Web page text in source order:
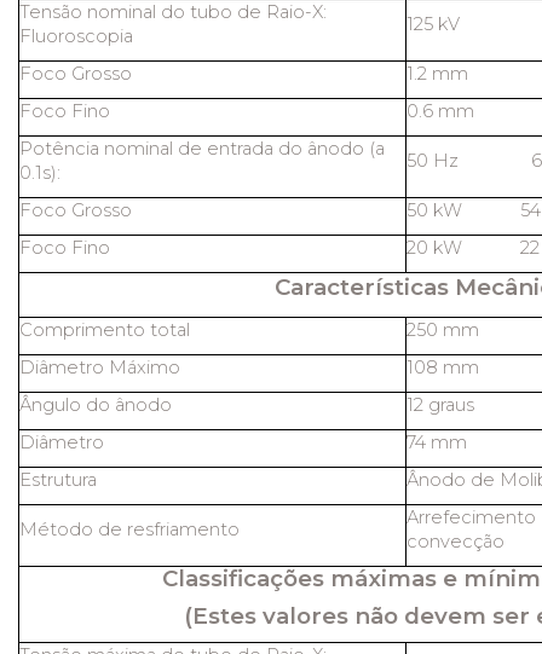
Tensão nominal do tubo de Raio-X:
Fluoroscopia
125 kV
Foco Grosso
1.2 mm
Foco Fino
0.6 mm
Potência nominal de entrada do ânodo (a
0.1s):
50 Hz 60
Foco Grosso
50 kW 54
Foco Fino
20 kW 22
Características
Comprimento total
250 mm
Diâmetro Máximo
108 mm
Ângulo do ânodo
12 graus
Diâmetro
74 mm
Estrutura
Ânodo de
Método de resfriamento
Arrefecimento
convecção
Classificações máximas e
(Estes valores não devem ser